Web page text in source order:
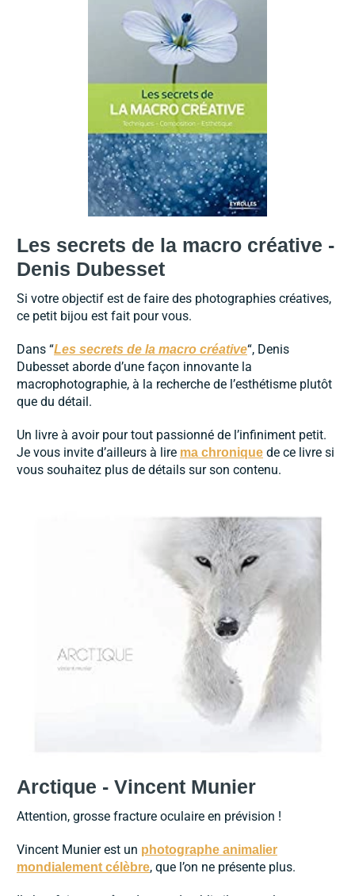
Les secrets de la macro créative -
Denis Dubesset
Si votre objectif est de faire des photographies créatives,
ce petit bijou est fait pour vous.
Dans “Les secrets de la macro créative“, Denis
Dubesset aborde d’une façon innovante la
macrophotographie, à la recherche de l’esthétisme plutôt
que du détail.
Un livre à avoir pour tout passionné de l’infiniment petit.
Je vous invite d’ailleurs à lire ma chronique de ce livre si
vous souhaitez plus de détails sur son contenu.
Arctique - Vincent Munier
Attention, grosse fracture oculaire en prévision !
Vincent Munier est un photographe animalier
mondialement célèbre, que l’on ne présente plus.